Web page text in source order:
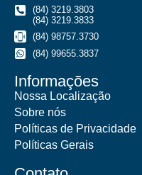
(84) 3219.3803
(84) 3219.3833
(84) 98757.3730
(84) 99655.3837
Informações
Nossa Localização
Sobre nós
Políticas de Privacidade
Políticas Gerais